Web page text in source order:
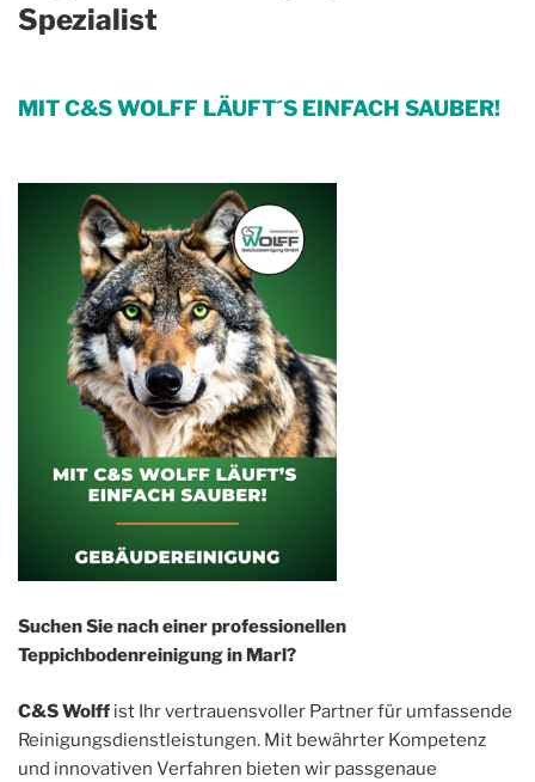
Spezialist
MIT C&S WOLFF LÄUFT´S EINFACH SAUBER!
Suchen Sie nach einer professionellen
Teppichbodenreinigung in Marl?
C&S Wolff ist Ihr vertrauensvoller Partner für umfassende
Reinigungsdienstleistungen. Mit bewährter Kompetenz
und innovativen Verfahren bieten wir passgenaue